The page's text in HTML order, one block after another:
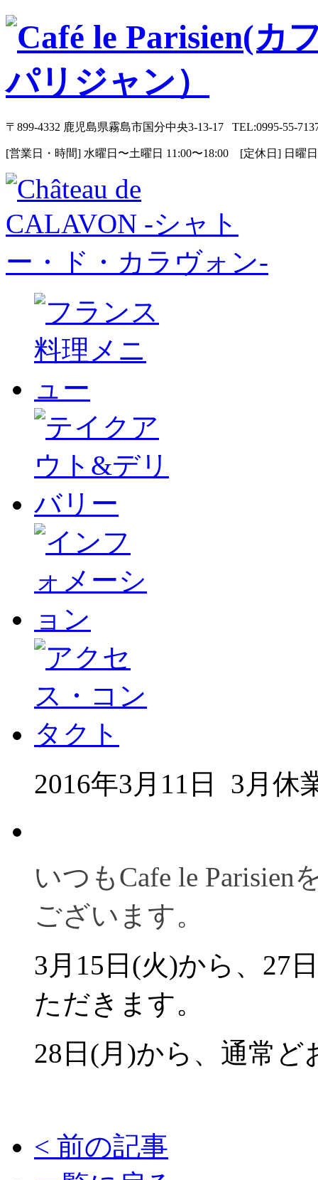
〒899-4332 鹿児島県霧島市国分中央3-13-17 TEL:0995-55-
[営業日・時間] 水曜日〜土曜日 11:00〜18:00 [定休日] 日曜
2016年3月11日 3月休
いつもCafe le
ございます。
3月15日(火)から、27
ただきます。
28日(月)から、通常
< 前の記事